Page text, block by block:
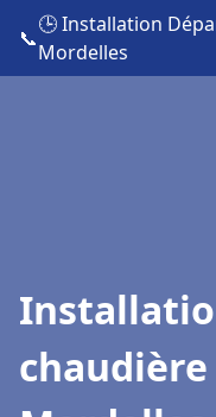
📞
🕒 Installation
Mordelles